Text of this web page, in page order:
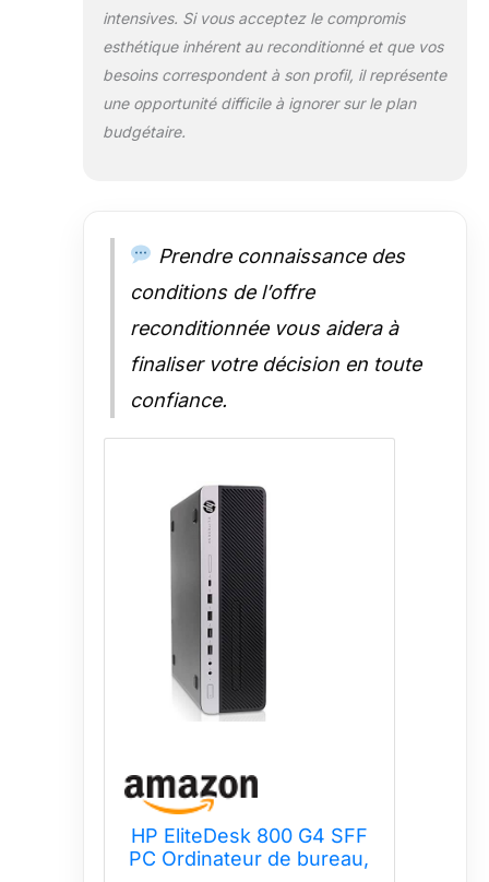
intensives. Si vous acceptez le compromis
esthétique inhérent au reconditionné et que vos
besoins correspondent à son profil, il représente
une opportunité difficile à ignorer sur le plan
budgétaire.
Prendre connaissance des
conditions de l’offre
reconditionnée vous aidera à
finaliser votre décision en toute
confiance.
HP EliteDesk 800 G4 SFF
PC Ordinateur de bureau,